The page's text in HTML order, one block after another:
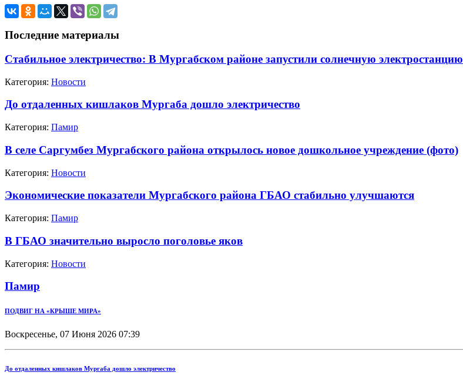
Последние материалы
Стабильное электричество: В Мургабском районе запустили солнечную электростанцию
Категория: Новости
До отдаленных кишлаков Мургаба дошло электричество
Категория: Памир
В селе Саргумбез Мургабского района открылось новое дошкольное учреждение (фото)
Категория: Новости
Экономические показатели Мургабского района ГБАО стабильно улучшаются
Категория: Памир
В ГБАО значительно выросло поголовье яков
Категория: Новости
Памир
ПОДВИГ НА «КРЫШЕ МИРА»
Воскресенье, 07 Июня 2026 07:39
До отдаленных кишлаков Мургаба дошло электричество